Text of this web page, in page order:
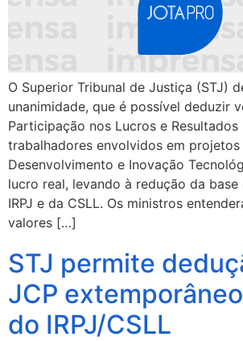
O Superior Tribunal de Justiça (STJ)
unanimidade, que é possível deduzir
Participação nos Lucros e Resultados
trabalhadores envolvidos em projetos
Desenvolvimento e Inovação
lucro real, levando à redução da
IRPJ e da CSLL. Os ministros
valores […]
STJ permite
JCP
do IRPJ/CSLL